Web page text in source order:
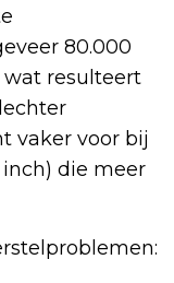
80.000
resulteert
vaker voor bij
inch) die meer